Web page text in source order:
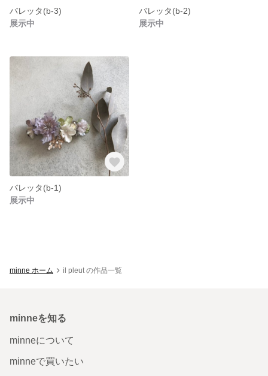
バレッタ(b-3)
展示中
バレッタ(b-2)
展示中
バレッタ(b-1)
展示中
minne ホーム il pleut の作品一覧
minneを知る
minneについて
minneで買いたい